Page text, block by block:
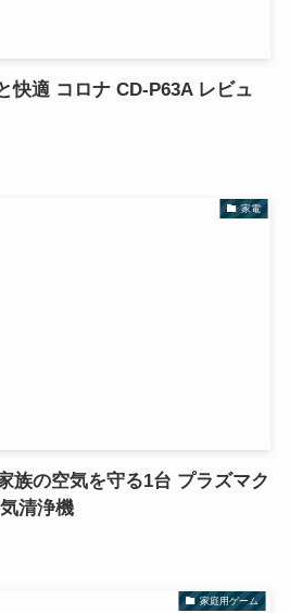
快適 コロナ CD-P63A レビュ
家電
族の空気を守る1台 プラズマク
清浄機
家庭用ゲーム